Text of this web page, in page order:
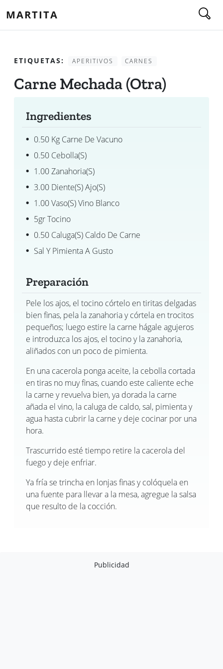
MARTITA
ETIQUETAS: APERITIVOS CARNES
Carne Mechada (otra)
Ingredientes
0.50 Kg Carne De Vacuno
0.50 Cebolla(s)
1.00 Zanahoria(s)
3.00 Diente(s) Ajo(s)
1.00 Vaso(s) Vino Blanco
5gr Tocino
0.50 Caluga(s) Caldo De Carne
Sal Y Pimienta A Gusto
Preparación
Pele los ajos, el tocino córtelo en tiritas delgadas
bien finas, pela la zanahoria y córtela en trocitos
pequeños; luego estire la carne hágale agujeros
e introduzca los ajos, el tocino y la zanahoria,
aliñados con un poco de pimienta.
En una cacerola ponga aceite, la cebolla cortada
en tiras no muy finas, cuando este caliente eche
la carne y revuelva bien, ya dorada la carne
añada el vino, la caluga de caldo, sal, pimienta y
agua hasta cubrir la carne y deje cocinar por una
hora.
Trascurrido esté tiempo retire la cacerola del
fuego y deje enfriar.
Ya fría se trincha en lonjas finas y colóquela en
una fuente para llevar a la mesa, agregue la salsa
que resulto de la cocción.
Publicidad